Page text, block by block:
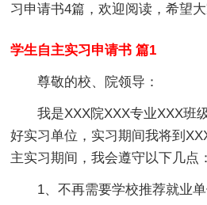
习申请书4篇，欢迎阅读，希望大
学生自主实习申请书 篇1
尊敬的校、院领导：
我是XXX院XXX专业XXX班
好实习单位，实习期间我将到
主实习期间，我会遵守以下几点：
1、不再需要学校推荐就业单